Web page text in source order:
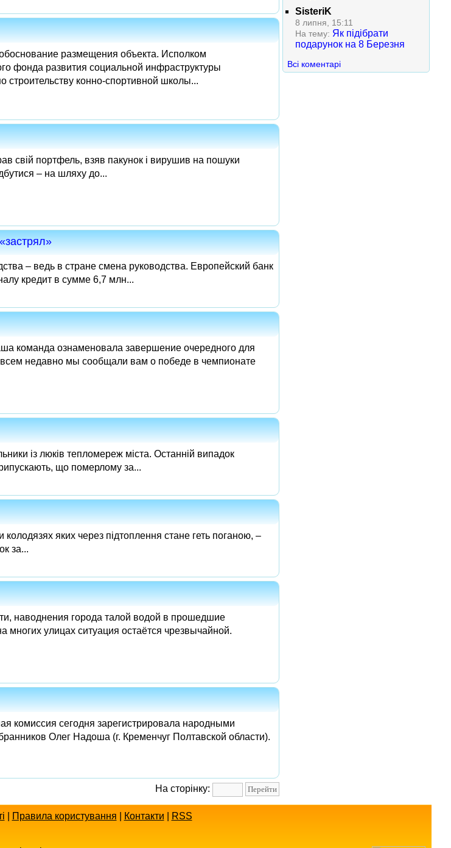
размещения объекта. Исполком
фонда развития социальной инфраструктуры
строительству конно-спортивной школы...
свій портфель, взяв пакунок і вирушив на пошуки
– на шляху до...
– ведь в стране смена руководства. Европейский банк
кредит в сумме 6,7 млн...
команда ознаменовала завершение очередного для
недавно мы сообщали вам о победе в чемпионате
із люків тепломереж міста. Останній випадок
що померлому за...
яких через підтоплення стане геть поганою, –
за...
наводнения города талой водой в прошедшие
улицах ситуация остаётся чрезвычайной.
комиссия сегодня зарегистрировала народными
Олег Надоша (г. Кременчуг Полтавской области).
На сторінку:
SisteriK
8 липня, 15:11
На тему: Як підібрати
подарунок на 8 Березня
Всі коментарі
Правила користування Контакти RSS